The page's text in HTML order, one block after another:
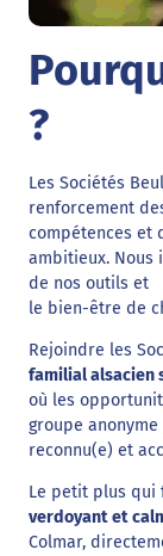
?
Les Sociétés
renforcement
compétences et
ambitieux. Nous
de nos outils et
le bien-être de
Rejoindre les
familial alsacien
où les
groupe anonyme
reconnu(e) et
Le petit plus qui
verdoyant et
Colmar,